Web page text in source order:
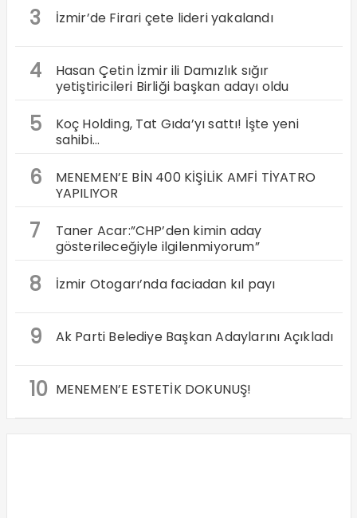
3 İzmir’de Firari çete lideri yakalandı
4
Hasan Çetin İzmir ili Damızlık sığır
yetiştiricileri Birliği başkan adayı oldu
5
Koç Holding, Tat Gıda’yı sattı! İşte yeni
sahibi…
6
MENEMEN’E BİN 400 KİŞİLİK AMFİ TİYATRO
YAPILIYOR
7
Taner Acar:”CHP’den kimin aday
gösterileceğiyle ilgilenmiyorum”
8 İzmir Otogarı’nda faciadan kıl payı
9 Ak Parti Belediye Başkan Adaylarını Açıkladı
10 MENEMEN’E ESTETİK DOKUNUŞ!